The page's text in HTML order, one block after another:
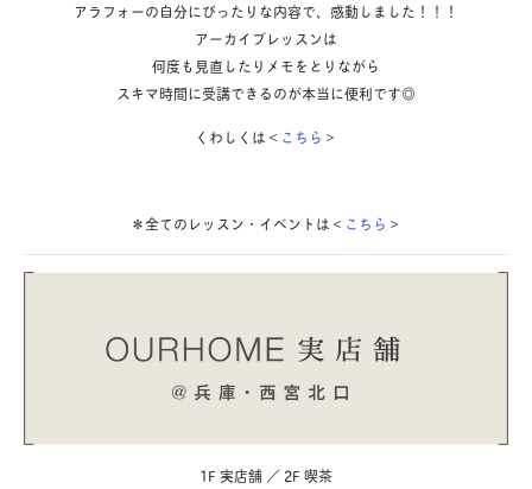
アラフォーの自分にぴったりな内容で、感動しました！！！
アーカイブレッスンは
何度も見直したりメモをとりながら
スキマ時間に受講できるのが本当に便利です◎
くわしくは＜ こちら ＞
＊全てのレッスン・イベントは＜ こちら ＞
1F 実店舗 ／ 2F 喫茶